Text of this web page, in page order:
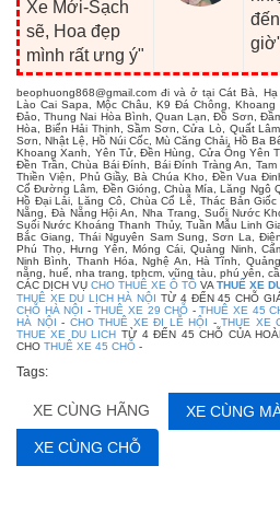
Xe Mới-Sạch
sẽ, Hoa đẹp
mình rất ưng ý"
beophuong868@gmail.com đi và ở tại Cát Bà, Hạ
Lào Cai Sapa, Mộc Châu, K9 Đá Chông,
Đảo, Thung Nai Hòa Bình, Quan Lạn, Đồ Sơn,
Hòa, Biển Hải Thịnh, Sầm Sơn, Cửa Lò, Quất
Sơn, Nhật Lệ, Hồ Núi Cốc, Mù Căng Chải, Hồ Ba
Khoang Xanh, Yên Tử, Đền Hùng, Cửa Ông Yên
Đền Trần, Chùa Bái Đính, Bái Đính Tràng An,
Thiền Viện, Phủ Giầy, Bà Chúa Kho, Đền Vua
Cổ Đường Lâm, Đền Gióng, Chùa Mía, Lăng Ngô
Hồ Đại Lải, Lăng Cô, Chùa Cổ Lễ, Thác Bản
Nẵng, Đà Nẵng Hội An, Nha Trang, Suối Nước
Suối Nước Khoáng Thanh Thủy, Tuần Mẫu Linh
Bắc Giang, Thái Nguyên Sam Sung, Sơn La,
Phú Thọ, Hưng Yên, Móng Cái, Quảng Ninh,
Ninh Bình, Thanh Hóa, Nghệ An, Hà Tĩnh,
nẵng, huế, nha trang, tphcm, vũng tàu, phú yên,
CÁC DỊCH VỤ CHO THUÊ XE Ô TÔ VA THUÊ XE
THUÊ XE DU LỊCH HÀ NỘI TỪ 4 ĐẾN 45 CHỖ
CHỖ HÀ NỘI -THUÊ XE 29 CHỖ -THUÊ XE 45
HÀ NỘI - CHO THUÊ XE ĐI LỄ HỘI -THUE XE
THUE XE DU LICH TỪ 4 ĐẾN 45 CHỖ CỦA
CHO THUÊ XE 45 CHỖ -
Tags:
XE CÙNG HÃNG XE CÙNG
XE CÙNG CHỖ